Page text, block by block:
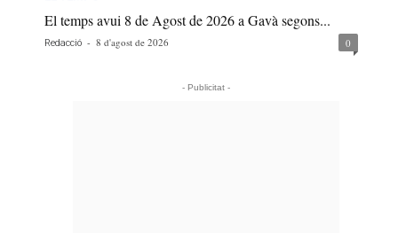
El temps avui 8 de Agost de 2026 a Gavà segons...
Redacció - 8 d'agost de 2026 0
- Publicitat -